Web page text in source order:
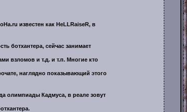
известен как HeLLRaiseR, в
ботхантера, сейчас занимает
взломов и т.д. и т.п. Многие кто
наглядно показывающий этого
олимпиады Кадмуса, в реале зовут